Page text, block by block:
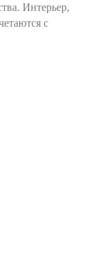
Интерьер,
с